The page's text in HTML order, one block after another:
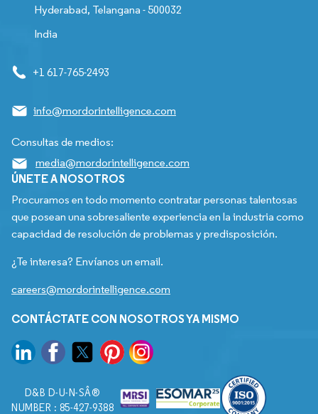
Hyderabad, Telangana - 500032
India
+1 617-765-2493
info@mordorintelligence.com
Consultas de medios:
media@mordorintelligence.com
ÚNETE A NOSOTROS
Procuramos en todo momento contratar personas talentosas
que posean una sobresaliente experiencia en la industria como
capacidad de resolución de problemas y predisposición.
¿Te interesa? Envíanos un email.
careers@mordorintelligence.com
CONTÁCTATE CON NOSOTROS YA MISMO
D&B D-U-N-SÂ®
NUMBER : 85-427-9388